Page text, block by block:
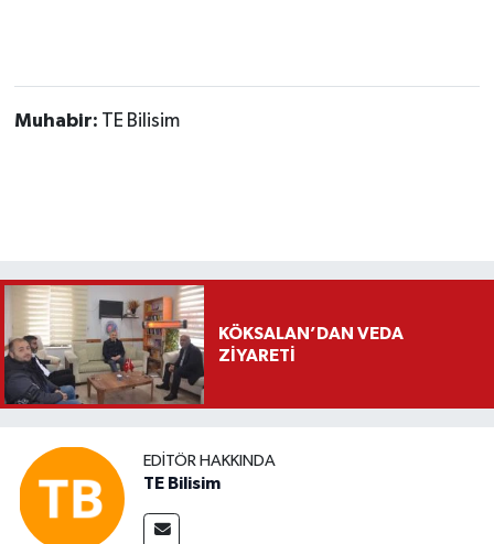
Muhabir: TE Bilisim
KÖKSALAN’DAN VEDA
ZİYARETİ
EDITÖR HAKKINDA
TE Bilisim